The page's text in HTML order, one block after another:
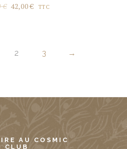
€ Le
60,00 €.
42,00€ Le
42,00 €.
TTC
2 3 →
AU COSMIC
CLUB